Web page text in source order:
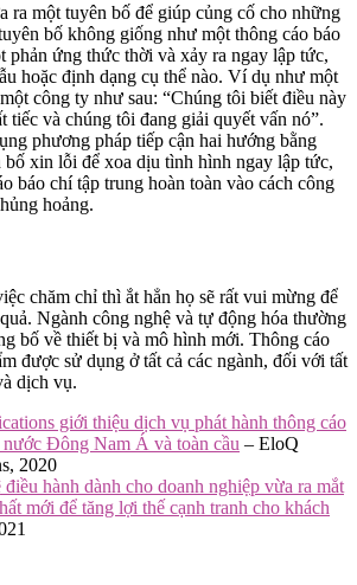
ra một tuyên bố để giúp củng cố cho những
bố không giống như một thông cáo báo
phản ứng thức thời và xảy ra ngay lập tức,
hoặc định dạng cụ thể nào. Ví dụ như một
công ty như sau: “Chúng tôi biết điều này
tiếc và chúng tôi đang giải quyết vấn nó”.
phương pháp tiếp cận hai hướng bằng
bố xin lỗi để xoa dịu tình hình ngay lập tức,
báo chí tập trung hoàn toàn vào cách công
hoảng.
chăm chỉ thì ắt hẳn họ sẽ rất vui mừng để
Ngành công nghệ và tự động hóa thường
bố về thiết bị và mô hình mới. Thông cáo
được sử dụng ở tất cả các ngành, đối với tất
dịch vụ.
giới thiệu dịch vụ phát hành thông cáo
nước Đông Nam Á và toàn cầu – EloQ
2020
hành dành cho doanh nghiệp vừa ra mắt
mới để tăng lợi thế cạnh tranh cho khách